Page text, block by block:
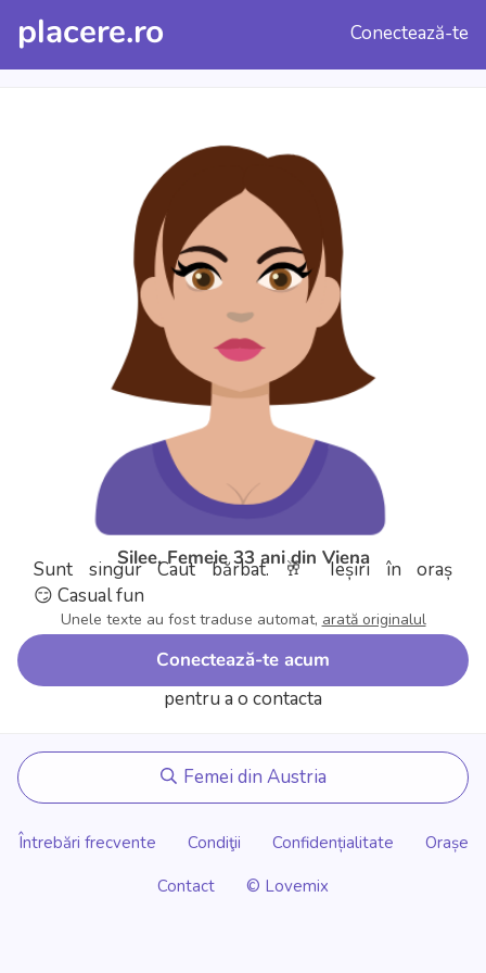
placere.ro Conectează-te
Silee, Femeie 33 ani din Viena
Sunt singurCaut bărbat.🥂 Ieșiri în oraș
😏 Casual fun
Unele texte au fost traduse automat, arată originalul
Conectează-te acum
pentru a o contacta
Femei din Austria
Întrebări frecvente Condiţii Confidențialitate
Orașe
Contact
© Lovemix